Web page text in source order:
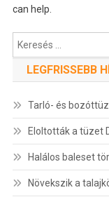
can help.
Keresés:
LEGFRISSEBB
Tarló- és
Eloltották a tüzet
Halálos baleset
Növekszik a